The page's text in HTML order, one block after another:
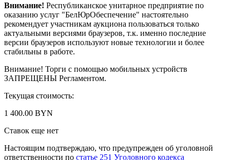
Внимание! Республиканское унитарное предприятие по
оказанию услуг "БелЮрОбеспечение" настоятельно
рекомендует участникам аукциона пользоваться только
актуальными версиями браузеров, т.к. именно последние
версии браузеров используют новые технологии и более
стабильны в работе.
Внимание! Торги с помощью мобильных устройств
ЗАПРЕЩЕНЫ Регламентом.
Текущая стоимость:
1 400.00 BYN
Ставок еще нет
Настоящим подтверждаю, что предупрежден об уголовной
ответственности по статье 251 Уголовного кодекса